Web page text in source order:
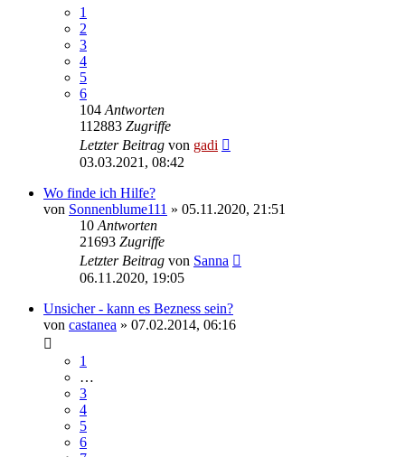
1
2
3
4
5
6
104 Antworten
112883 Zugriffe
Letzter Beitrag von gadi
03.03.2021, 08:42
Wo finde ich Hilfe?
von Sonnenblume111 » 05.11.2020, 21:51
10 Antworten
21693 Zugriffe
Letzter Beitrag von Sanna
06.11.2020, 19:05
Unsicher - kann es Bezness sein?
von castanea » 07.02.2014, 06:16
1
…
3
4
5
6